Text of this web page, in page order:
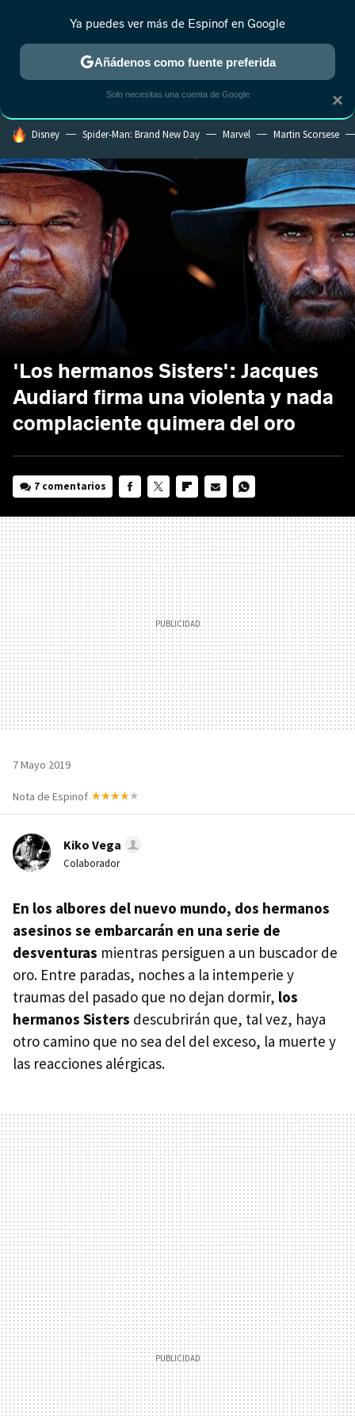
MENÚ NUEVO
ESTRENOS REALITY ANIME RANKINGS CINE
HOY SE HABLA DE
Disney Spider-Man: Brand New Day Marvel Martin Scorsese
'Los hermanos Sisters': Jacques
Audiard firma una violenta y nada
complaciente quimera del oro
7 comentarios
MAIL
7 Mayo 2019
Nota de Espinof
Kiko Vega
Colaborador
En los albores del nuevo mundo, dos hermanos
asesinos se embarcarán en una serie de
desventuras mientras persiguen a un buscador de
oro. Entre paradas, noches a la intemperie y
traumas del pasado que no dejan dormir, los
hermanos Sisters descubrirán que, tal vez, haya
otro camino que no sea del del exceso, la muerte y
las reacciones alérgicas.
×
Ya puedes ver más de Espinof en Google
Añádenos como fuente preferida
Solo necesitas una cuenta de Google